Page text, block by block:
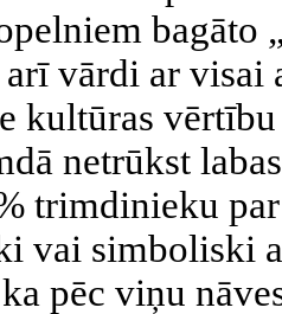
bagāto
vārdi ar visai
kultūras
netrūkst
trimdinieku
vai simboliski
pēc viņu